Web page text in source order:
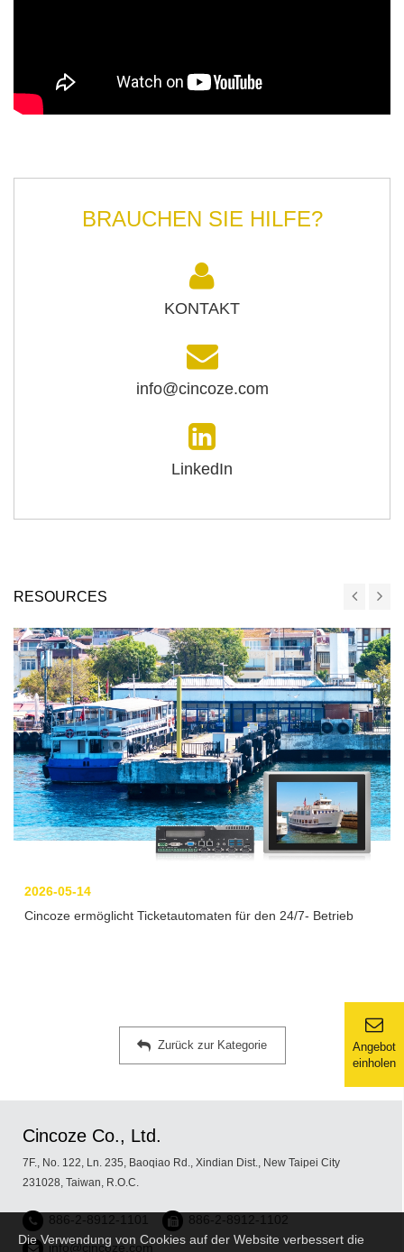
Die Verwendung von Cookies auf der Website verbessert die
Angebot
einholen
BRAUCHEN SIE HILFE?
KONTAKT
info@cincoze.com
LinkedIn
RESOURCES
2026-05-14
Cincoze ermöglicht Ticketautomaten für den 24/7- Betrieb
Zurück zur Kategorie
Cincoze Co., Ltd.
7F., No. 122, Ln. 235, Baoqiao Rd., Xindian Dist., New Taipei City
231028, Taiwan, R.O.C.
886-2-8912-1101
886-2-8912-1102
info@cincoze.com